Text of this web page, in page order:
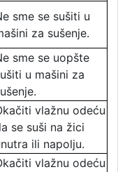
sme se sušiti u
za sušenje.
sme se uopšte
u mašini za
vlažnu odeću
se suši na žici
ili napolju.
vlažnu odeću